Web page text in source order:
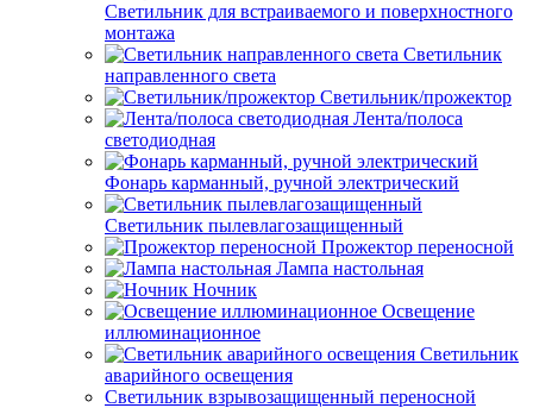
Светильник для встраиваемого и поверхностного
монтажа
Светильник
направленного света
Светильник/прожектор
Лента/полоса
светодиодная
Фонарь карманный, ручной электрический
Светильник пылевлагозащищенный
Прожектор переносной
Лампа настольная
Ночник
Освещение
иллюминационное
Светильник
аварийного освещения
Светильник взрывозащищенный переносной